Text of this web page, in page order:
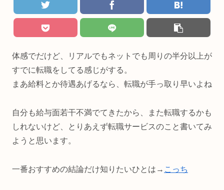
体感でだけど、リアルでもネットでも周りの半分以上が
すでに転職をしてる感じがする。
まあ給料とか待遇あげるなら、転職が手っ取り早いよね
自分も給与面若干不満でてきたから、また転職するかも
しれないけど、とりあえず転職サービスのこと書いてみ
ようと思います。
一番おすすめの結論だけ知りたいひとは→ こっち